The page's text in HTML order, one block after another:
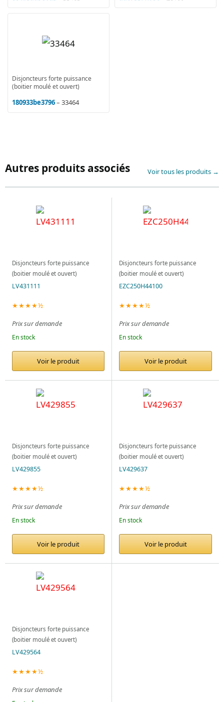
Disjoncteurs forte puissance
(boitier moulé et ouvert)
180933be3796– 33464
Autres produits associés Voir tous les produits →
Disjoncteurs forte puissance
(boitier moulé et ouvert)
LV431111
★★★★½
Prix sur demande
En stock
Voir le produit
Disjoncteurs forte puissance
(boitier moulé et ouvert)
EZC250H44100
★★★★½
Prix sur demande
En stock
Voir le produit
Disjoncteurs forte puissance
(boitier moulé et ouvert)
LV429855
★★★★½
Prix sur demande
En stock
Voir le produit
Disjoncteurs forte puissance
(boitier moulé et ouvert)
LV429637
★★★★½
Prix sur demande
En stock
Voir le produit
Disjoncteurs forte puissance
(boitier moulé et ouvert)
LV429564
★★★★½
Prix sur demande